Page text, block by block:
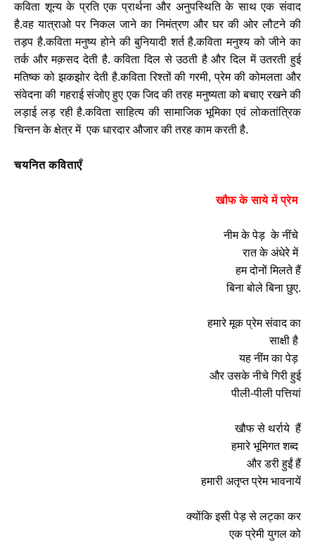
कविता शून्य के प्रति एक प्रार्थना और अनुपस्थिति के साथ एक संवाद
है.वह यात्राओ पर निकल जाने का निमंत्रण और घर की ओर लौटने की
तड़प है.कविता मनुष्य होने की बुनियादी शर्त है.कविता मनुश्य को जीने का
तर्क और मक़सद देती है. कविता दिल से उठती है और दिल में उतरती हुई
मतिष्क को झकझोर देती है.कविता रिश्तों की गरमी, प्रेम की कोमलता और
संवेदना की गहराई संजोए हुए एक जिद की तरह मनुष्यता को बचाए रखने की
लड़ाई लड़ रही है.कविता साहित्य की सामाजिक भूमिका एवं लोकतांत्रिक
चिन्तन के क्षेत्र में एक धारदार औजार की तरह काम करती है.
चयनित कविताएँ
खौफ के साये में प्रेम
नीम के पेड़ के नींचे
रात के अंधेरे में
हम दोनों मिलते हैं
बिना बोले बिना छुए.
हमारे मूक प्रेम संवाद का
साक्षी है
यह नींम का पेड़
और उसके नीचे गिरी हुई
पीली-पीली पत्तियां
खौफ से थर्राये हैं
हमारे भूमिगत शब्द
और डरी हुईं हैं
हमारी अतृप्त प्रेम भावनायें
क्योंकि इसी पेड़ से लट्का कर
एक प्रेमी युगल को